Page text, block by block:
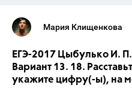
Мария Клищенкова
ЕГЭ-2017 Цыбулько И.
Вариант 13. 18.
укажите цифру(-ы), на